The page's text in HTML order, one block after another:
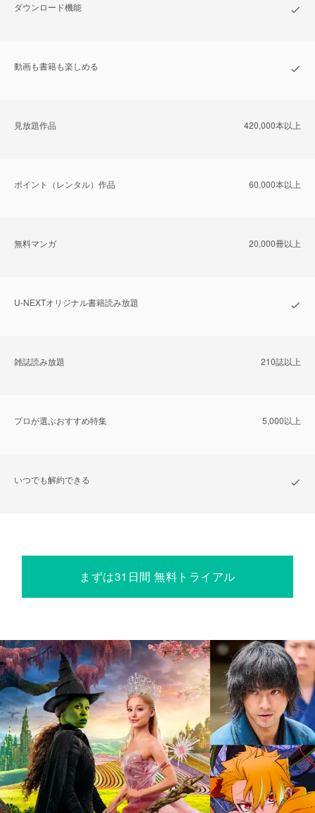
ダウンロード機能
動画も書籍も楽しめる
⾒放題作品 420,000本以上
ポイント（レンタル）作品 60,000本以上
無料マンガ 20,000冊以上
U-NEXTオリジナル書籍読み放題
雑誌読み放題 210誌以上
プロが選ぶおすすめ特集 5,000以上
いつでも解約できる
まずは31日間 無料トライアル